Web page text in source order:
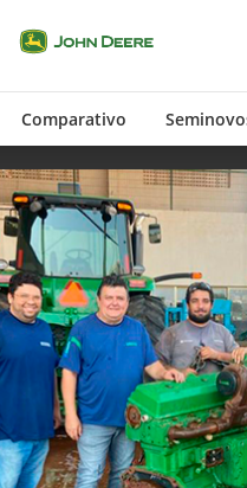
Comparativo